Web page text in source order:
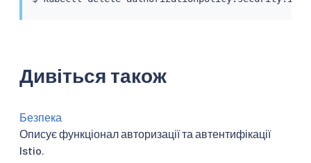
Дивіться також
Безпека
Описує функціонал авторизації та автентифікації
Istio.